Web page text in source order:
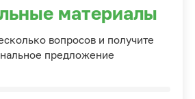
материалы
вопросов и получите
предложение